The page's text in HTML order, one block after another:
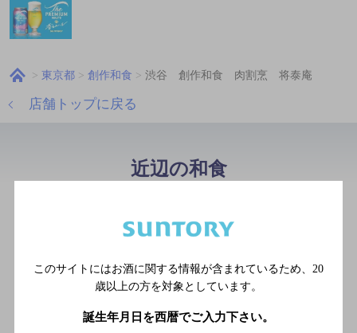
東京都 創作和食 渋谷 創作和食 肉割烹 将泰庵
店舗トップに戻る
近辺の和食
[お好み焼き]
口 徒歩2分
このサイトにはお酒に関する情報が含まれているため、 20
歳以上の方を対象としています。
誕生年月日を西暦でご入力下さい。